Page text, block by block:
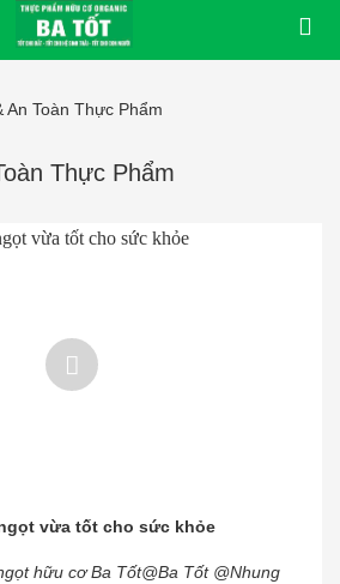
An Toàn Thực Phẩm
Thực Phẩm
vừa tốt cho sức khỏe
hữu cơ Ba Tốt@Ba Tốt @Nhung